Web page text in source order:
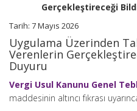
Gerçekleştireceği
Tarih: 7 Mayıs 2026
Uygulama Üzerinden
Verenlerin
Duyuru
Vergi Usul Kanunu Genel
maddesinin altıncı fıkrası